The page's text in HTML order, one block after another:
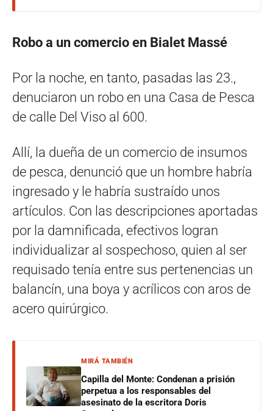
Robo a un comercio en Bialet Massé
Por la noche, en tanto, pasadas las 23.,
denuciaron un robo en una Casa de Pesca
de calle Del Viso al 600.
Allí, la dueña de un comercio de insumos
de pesca, denunció que un hombre habría
ingresado y le habría sustraído unos
artículos. Con las descripciones aportadas
por la damnificada, efectivos logran
individualizar al sospechoso, quien al ser
requisado tenía entre sus pertenencias un
balancín, una boya y acrílicos con aros de
acero quirúrgico.
MIRÁ TAMBIÉN
Capilla del Monte: Condenan a prisión
perpetua a los responsables del
asesinato de la escritora Doris